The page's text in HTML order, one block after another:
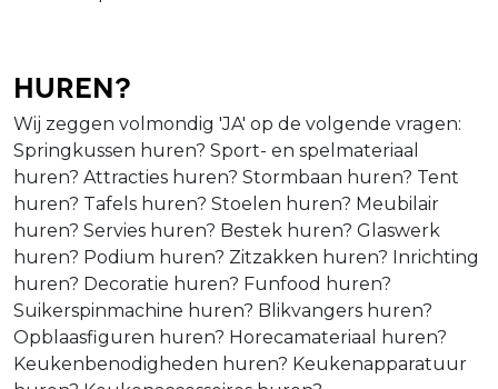
Huren?
Wij zeggen volmondig 'JA' op de volgende vragen:
Springkussen huren? Sport- en spelmateriaal
huren? Attracties huren? Stormbaan huren? Tent
huren? Tafels huren? Stoelen huren? Meubilair
huren? Servies huren? Bestek huren? Glaswerk
huren? Podium huren? Zitzakken huren? Inrichting
huren? Decoratie huren? Funfood huren?
Suikerspinmachine huren? Blikvangers huren?
Opblaasfiguren huren? Horecamateriaal huren?
Keukenbenodigheden huren? Keukenapparatuur